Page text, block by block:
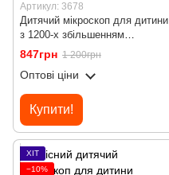
Артикул: 3678
Дитячий мікроскоп для дитини
з 1200-х збільшенням
Chanseon C2121
847грн 1 200грн
Оптові ціни
Купити!
ХІТ
−10%